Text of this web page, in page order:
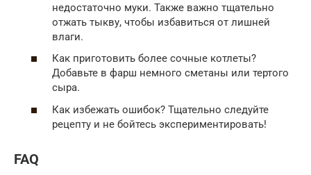
недостаточно муки. Также важно тщательно
отжать тыкву, чтобы избавиться от лишней
влаги.
Как приготовить более сочные котлеты?
Добавьте в фарш немного сметаны или тертого
сыра.
Как избежать ошибок? Тщательно следуйте
рецепту и не бойтесь экспериментировать!
FAQ